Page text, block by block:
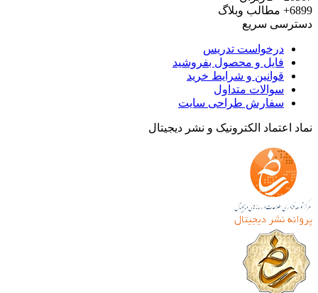
مطالب وبلاگ
سریع
درخواست تدریس
فایل و محصول بفروشید
قوانین و شرایط خرید
سوالات متداول
سفارش طراحی سایت
اعتماد الکترونیک و نشر دیجیتال